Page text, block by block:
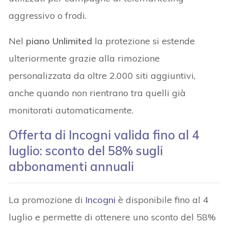
aggressivo o frodi.
Nel piano Unlimited la protezione si estende
ulteriormente grazie alla rimozione
personalizzata da oltre 2.000 siti aggiuntivi,
anche quando non rientrano tra quelli già
monitorati automaticamente.
Offerta di Incogni valida fino al 4
luglio: sconto del 58% sugli
abbonamenti annuali
La promozione di Incogni è disponibile fino al 4
luglio e permette di ottenere uno sconto del 58%